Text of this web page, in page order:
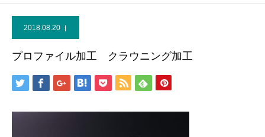
2018.08.20
プロファイル加工 クラウニング加工